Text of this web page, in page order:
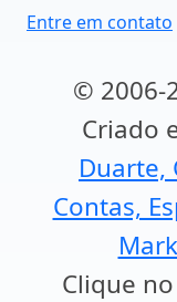
Entre em contato
© 2006-
Criado
Duarte,
Contas,
Clique